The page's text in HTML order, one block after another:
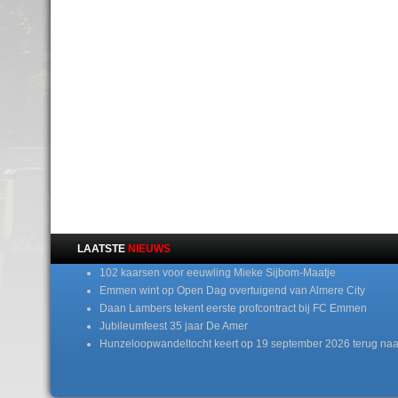
LAATSTE NIEUWS
102 kaarsen voor eeuwling Mieke Sijbom-Maatje
Emmen wint op Open Dag overtuigend van Almere City
Daan Lambers tekent eerste profcontract bij FC Emmen
Jubileumfeest 35 jaar De Amer
Hunzeloopwandeltocht keert op 19 september 2026 terug